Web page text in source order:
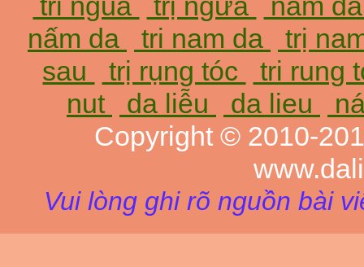
nấm da
tri nam da
trị
sau
trị rụng tóc
tri rung
nut
da liễu da lieu
Copyright © 2010-
Vui lòng ghi rõ nguồn bài